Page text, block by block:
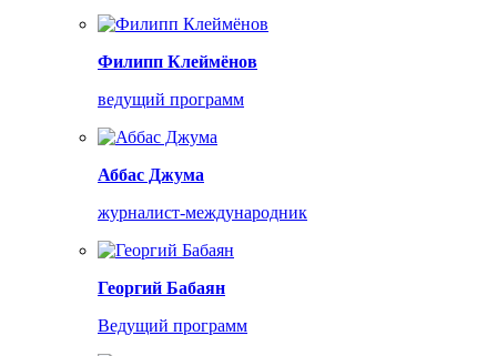
Филипп Клеймёнов
ведущий программ
Аббас Джума
журналист-международник
Георгий Бабаян
Ведущий программ